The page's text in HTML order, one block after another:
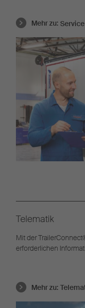
Mehr zu:
Telematik
Mit der
erforderlichen
Mehr zu: